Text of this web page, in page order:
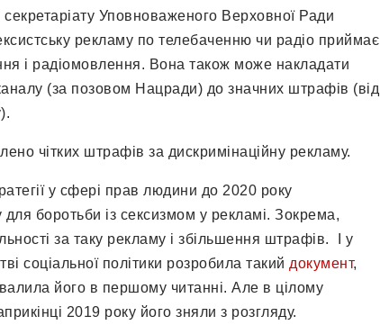
секретаріату Уповноваженого Верховної Ради
рекламу по телебаченню чи радіо приймає
і радіомовлення. Вона також може накладати
(за позовом Нацради) до значних штрафів (від
чітких штрафів за дискримінаційну рекламу.
у сфері прав людини до 2020 року
боротьби із сексизмом у рекламі. Зокрема,
за таку рекламу і збільшення штрафів. І у
соціальної політики розробила такий документ,
його в першому читанні. Але в цілому
2019 року його зняли з розгляду.